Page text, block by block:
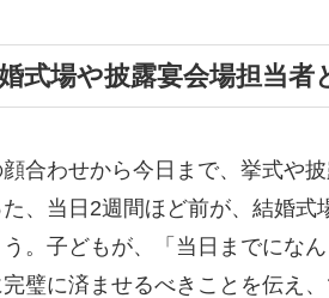
式場や披露宴会場担当者
合わせから今日まで、挙式や
、当日2週間ほど前が、結婚
。子どもが、「当日までにな
完璧に済ませるべきことを伝え